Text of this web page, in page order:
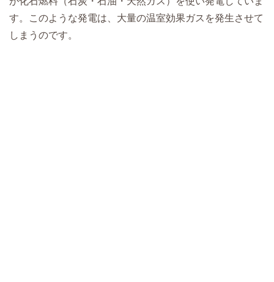
す。このような発電は、大量の温室効果ガスを発生させて
しまうのです。